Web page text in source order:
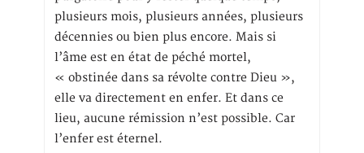
plusieurs mois, plusieurs années, plusieurs
décennies ou bien plus encore. Mais si
l’âme est en état de péché mortel,
« obstinée dans sa révolte contre Dieu »,
elle va directement en enfer. Et dans ce
lieu, aucune rémission n’est possible. Car
l’enfer est éternel.